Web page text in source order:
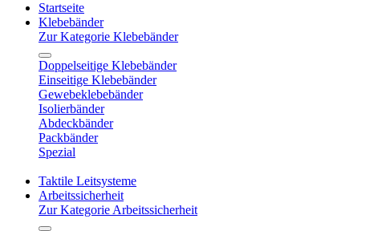
Startseite
Klebebänder
Zur Kategorie Klebebänder
Doppelseitige Klebebänder
Einseitige Klebebänder
Gewebeklebebänder
Isolierbänder
Abdeckbänder
Packbänder
Spezial
Taktile Leitsysteme
Arbeitssicherheit
Zur Kategorie Arbeitssicherheit